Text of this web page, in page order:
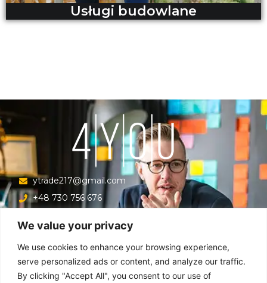
We value your privacy
We use cookies to enhance your browsing experience,
serve personalized ads or content, and analyze our traffic.
By clicking "Accept All", you consent to our use of
Usługi budowlane
ytrade217@gmail.com
+48 730 756 676
Menu
Główna